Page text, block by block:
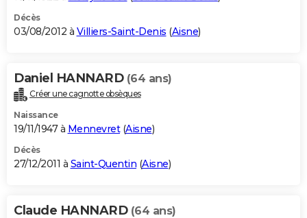
Décès
03/08/2012 à Villiers-Saint-Denis (Aisne)
Daniel HANNARD (64 ans)
Créer une cagnotte obsèques
Naissance
19/11/1947 à Mennevret(Aisne)
Décès
27/12/2011 à Saint-Quentin (Aisne)
Claude HANNARD (64 ans)